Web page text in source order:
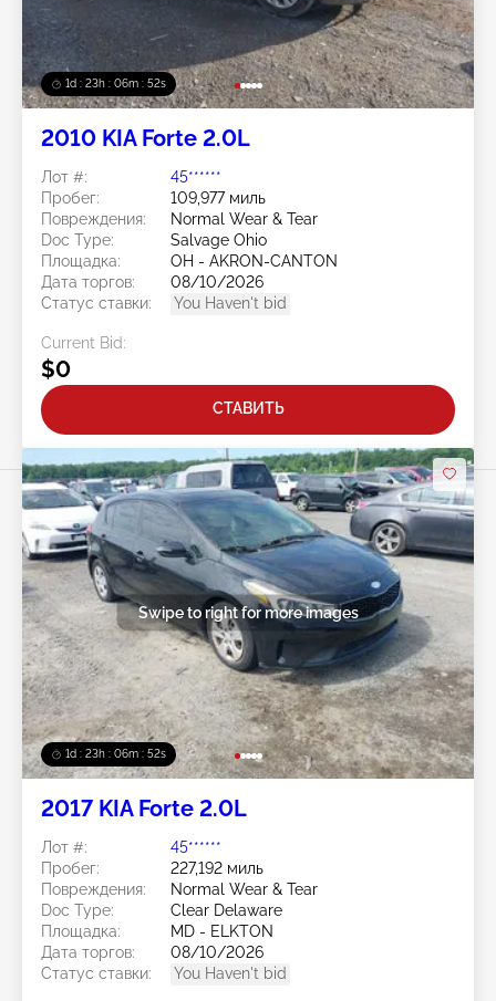
1d : 23h : 06m : 50s
2010 KIA Forte 2.0L
Лот #:
45******
Пробег:
109,977 миль
Повреждения:
Normal Wear & Tear
Doc Type:
Salvage Ohio
Площадка:
OH - AKRON-CANTON
Дата торгов:
08/10/2026
Статус ставки:
You Haven't bid
Current Bid:
$0
СТАВИТЬ
1d : 23h : 06m : 50s
Swipe to right for more images
2017 KIA Forte 2.0L
Лот #:
45******
Пробег:
227,192 миль
Повреждения:
Normal Wear & Tear
Doc Type:
Clear Delaware
Площадка:
MD - ELKTON
Дата торгов:
08/10/2026
Статус ставки:
You Haven't bid